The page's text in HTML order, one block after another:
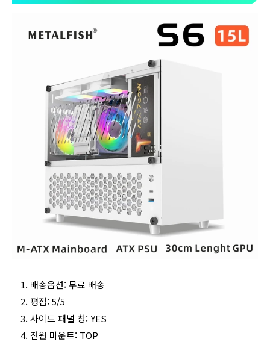
배송옵션: 무료 배송
평점: 5/5
사이드 패널 창: YES
전원 마운트: TOP